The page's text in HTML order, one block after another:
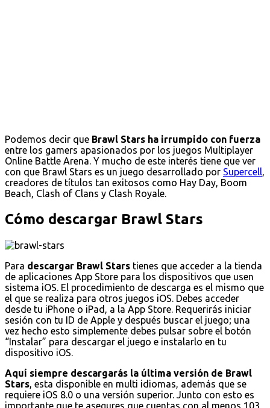
Podemos decir que Brawl Stars ha irrumpido con fuerza
entre los gamers apasionados por los juegos Multiplayer
Online Battle Arena. Y mucho de este interés tiene que ver
con que Brawl Stars es un juego desarrollado por Supercell,
creadores de títulos tan exitosos como Hay Day, Boom
Beach, Clash of Clans y Clash Royale.
Cómo descargar Brawl Stars
Para descargar Brawl Stars tienes que acceder a la tienda
de aplicaciones App Store para los dispositivos que usen
sistema iOS. El procedimiento de descarga es el mismo que
el que se realiza para otros juegos iOS. Debes acceder
desde tu iPhone o iPad, a la App Store. Requerirás iniciar
sesión con tu ID de Apple y después buscar el juego; una
vez hecho esto simplemente debes pulsar sobre el botón
“Instalar” para descargar el juego e instalarlo en tu
dispositivo iOS.
Aquí siempre descargarás la última versión de Brawl
Stars, esta disponible en multi idiomas, además que se
requiere iOS 8.0 o una versión superior. Junto con esto es
importante que te asegures que cuentas con al menos 103